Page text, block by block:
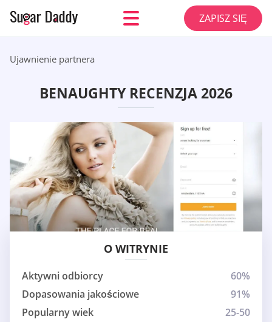
ZAPISZ SIĘ
Ujawnienie partnera
BENAUGHTY RECENZJA 2026
O WITRYNIE
Aktywni odbiorcy
60%
Dopasowania jakościowe
91%
Popularny wiek
25-50